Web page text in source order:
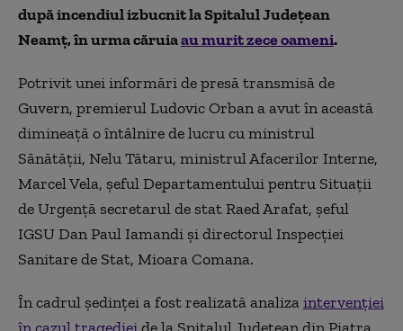
după incendiul izbucnit la Spitalul Județean
Neamț, în urma căruiaau murit zece oameni.
Potrivit unei informări de presă transmisă de
Guvern, premierul Ludovic Orban a avut în această
dimineață o întâlnire de lucru cu ministrul
Sănătății, Nelu Tătaru, ministrul Afacerilor Interne,
Marcel Vela, șeful Departamentului pentru Situații
de Urgență secretarul de stat Raed Arafat, șeful
IGSU Dan Paul Iamandi și directorul Inspecției
Sanitare de Stat, Mioara Comana.
În cadrul ședinței a fost realizată analizaintervenției